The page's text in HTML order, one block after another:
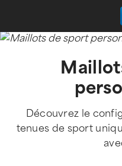
Découvrez le
tenues de sport